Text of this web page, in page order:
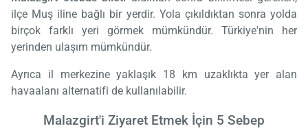
ilçe Muş iline bağlı bir yerdir. Yola çıkıldıktan sonra yolda
birçok farklı yeri görmek mümkündür. Türkiye'nin her
yerinden ulaşım mümkündür.
Ayrıca il merkezine yaklaşık 18 km uzaklıkta yer alan
havaalanı alternatifi de kullanılabilir.
Malazgirt'i Ziyaret Etmek İçin 5 Sebep